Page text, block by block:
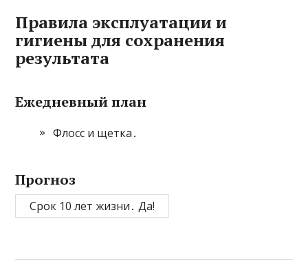
Правила эксплуатации и
гигиены для сохранения
результата
Ежедневный план
Флосс и щетка․
Прогноз
Срок 10 лет жизни․ Да!